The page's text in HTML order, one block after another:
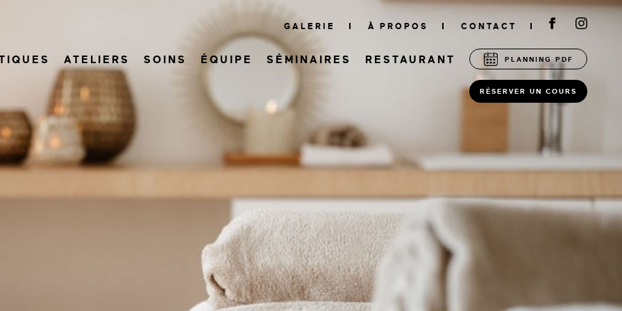
ATELIERS SOINS ÉQUIPE SÉMINAIRES RESTAURANT PLANNING PDF
RÉSERVER UN COURS
GALERIE À PROPOS CONTACT